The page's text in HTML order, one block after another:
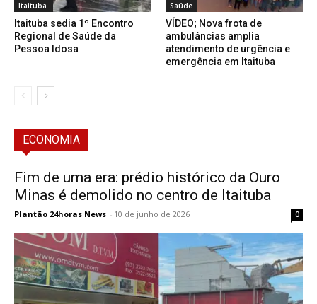
Itaituba
Itaituba sedia 1º Encontro
Regional de Saúde da
Pessoa Idosa
Saúde
VÍDEO; Nova frota de
ambulâncias amplia
atendimento de urgência e
emergência em Itaituba
ECONOMIA
Fim de uma era: prédio histórico da Ouro
Minas é demolido no centro de Itaituba
Plantão 24horas News - 10 de junho de 2026 0